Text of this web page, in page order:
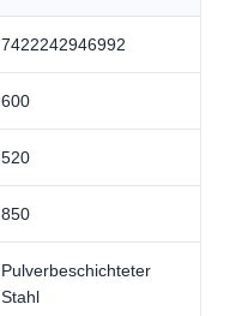
7422242946992
600
520
850
Pulverbeschichteter
Stahl